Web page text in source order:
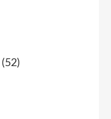
(52)